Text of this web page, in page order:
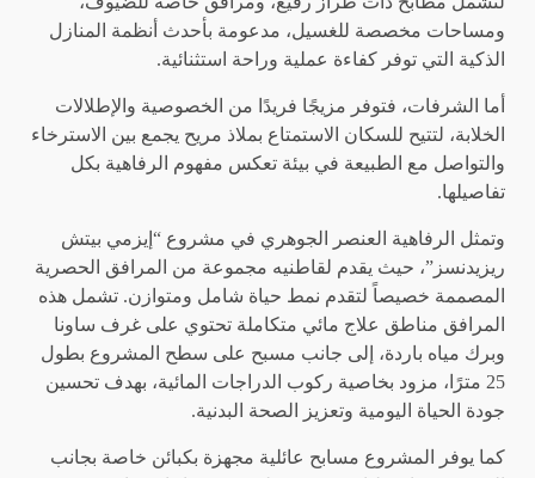
ومساحات مخصصة للغسيل، مدعومة بأحدث أنظمة المنازل
الذكية التي توفر كفاءة عملية وراحة استثنائية.
أما الشرفات، فتوفر مزيجًا فريدًا من الخصوصية والإطلالات
الخلابة، لتتيح للسكان الاستمتاع بملاذ مريح يجمع بين الاسترخاء
والتواصل مع الطبيعة في بيئة تعكس مفهوم الرفاهية بكل
تفاصيلها.
وتمثل الرفاهية العنصر الجوهري في مشروع “إيزمي بيتش
ريزيدنسز”، حيث يقدم لقاطنيه مجموعة من المرافق الحصرية
المصممة خصيصاً لتقدم نمط حياة شامل ومتوازن. تشمل هذه
المرافق مناطق علاج مائي متكاملة تحتوي على غرف ساونا
وبرك مياه باردة، إلى جانب مسبح على سطح المشروع بطول
25 مترًا، مزود بخاصية ركوب الدراجات المائية، بهدف تحسين
جودة الحياة اليومية وتعزيز الصحة البدنية.
كما يوفر المشروع مسابح عائلية مجهزة بكبائن خاصة بجانب